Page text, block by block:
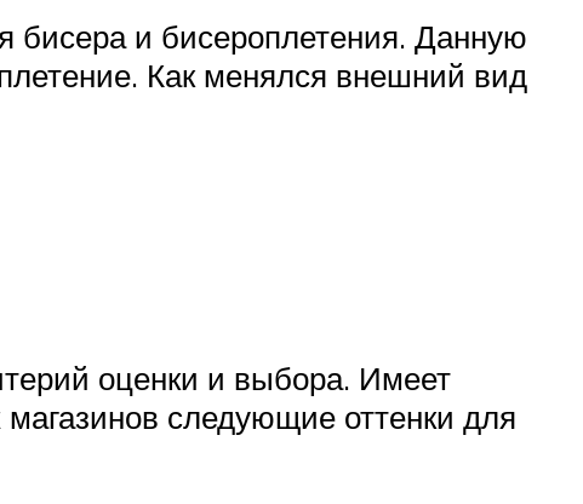
бисера и бисероплетения. Данную
Как менялся внешний вид
оценки и выбора. Имеет
следующие оттенки для